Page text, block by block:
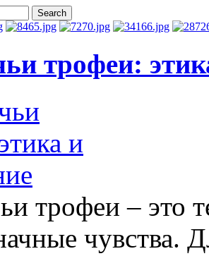
трофеи:
трофеи – это
чувства.